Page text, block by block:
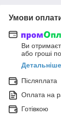
Умови
Ви
або гроші
Детальніше
Післяплата
Оплата на
Готівкою